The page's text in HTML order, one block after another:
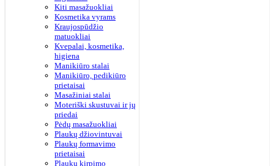
Kiti masažuokliai
Kosmetika vyrams
Kraujospūdžio
matuokliai
Kvepalai, kosmetika,
higiena
Manikiūro stalai
Manikiūro, pedikiūro
prietaisai
Masažiniai stalai
Moteriški skustuvai ir jų
priedai
Pėdų masažuokliai
Plaukų džiovintuvai
Plaukų formavimo
prietaisai
Plaukų kirpimo